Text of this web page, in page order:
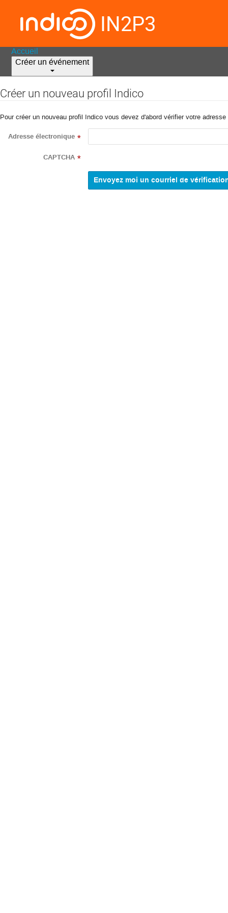
IN2P3
Accueil
Créer un événement
Créer un nouveau profil Indico
Pour créer un nouveau profil Indico vous devez d'abord vérifier votre
Adresse électronique *
CAPTCHA *